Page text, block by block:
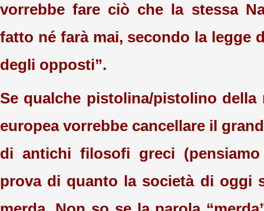
vorrebbe fare ciò che la stessa
fatto né farà mai, secondo la legge
degli opposti”.
Se qualche pistolina/pistolino della
europea vorrebbe cancellare il
di antichi filosofi greci
prova di quanto la società di oggi